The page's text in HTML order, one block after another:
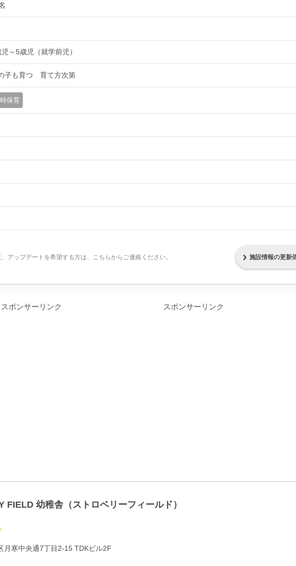
～5歳児（就学前児）
子も育つ 育て方次第
保育
アップデートを希望する方は、こちらからご連絡ください。 施設情報の更新
スポンサーリンク スポンサーリンク
FIELD 幼稚舎（ストロベリーフィールド）
月寒中央通7丁目2-15 TDKビル2F